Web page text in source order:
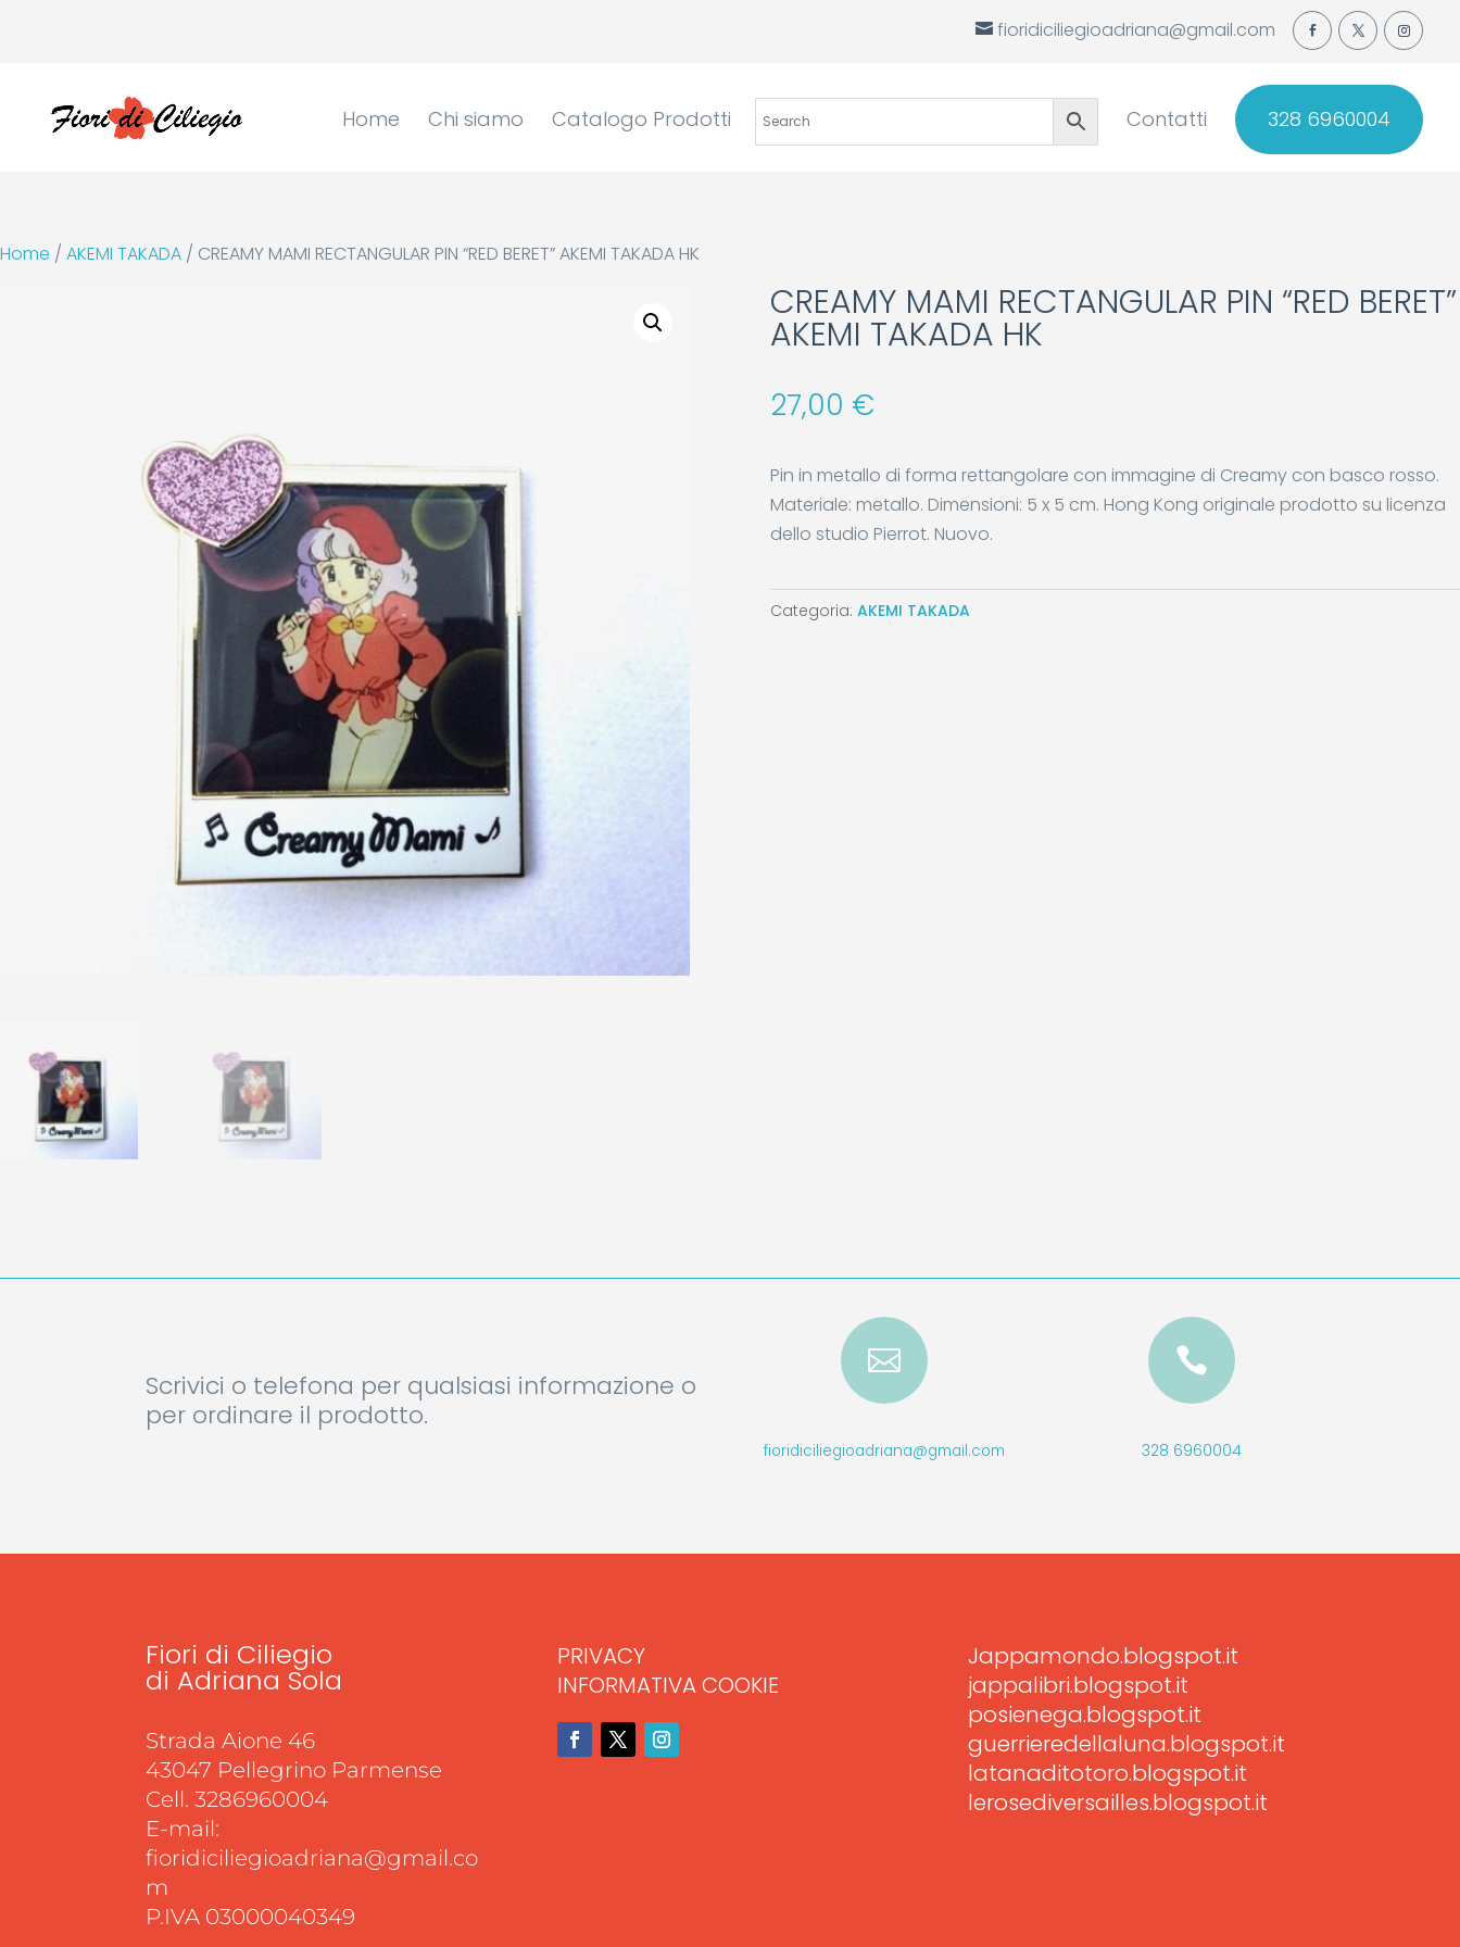
fioridiciliegioadriana@gmail.com
Home Chi siamo Catalogo Prodotti Contatti 328 6960004
Home / AKEMI TAKADA / CREAMY MAMI RECTANGULAR PIN “RED BERET” AKEMI TAKADA HK
CREAMY MAMI RECTANGULAR PIN “RED BERET”
AKEMI TAKADA HK
27,00 €
Pin in metallo di forma rettangolare con immagine di Creamy con basco rosso.
Materiale: metallo. Dimensioni: 5 x 5 cm. Hong Kong originale prodotto su licenza
dello studio Pierrot. Nuovo.
Categoria: AKEMI TAKADA
Scrivici o telefona per qualsiasi informazione o
per ordinare il prodotto.

fioridiciliegioadriana@gmail.com

328 6960004
Fiori di Ciliegio
di Adriana Sola
Strada Aione 46
43047 Pellegrino Parmense
Cell. 3286960004
E-mail:
fioridiciliegioadriana@gmail.co
m
P.IVA 03000040349
PRIVACY
INFORMATIVA COOKIE
Jappamondo.blogspot.it
jappalibri.blogspot.it
posienega.blogspot.it
guerrieredellaluna.blogspot.it
latanaditotoro.blogspot.it
lerosediversailles.blogspot.it